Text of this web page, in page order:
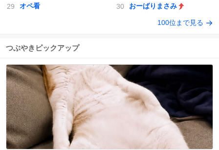
オペ看 おーばりまさみ
100位まで見る
つぶやきピックアップ